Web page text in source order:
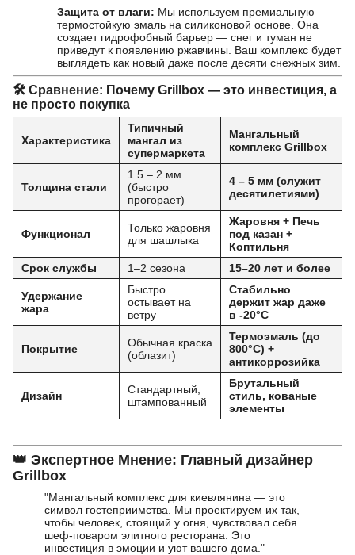
Защита от влаги: Мы используем премиальную
термостойкую эмаль на силиконовой основе. Она
создает гидрофобный барьер — снег и туман не
приведут к появлению ржавчины. Ваш комплекс будет
выглядеть как новый даже после десяти снежных зим.
🛠 Сравнение: Почему Grillbox — это инвестиция, а
не просто покупка
Характеристика
Типичный
мангал из
супермаркета
Мангальный
комплекс Grillbox
Толщина стали
1.5 – 2 мм
(быстро
прогорает)
4 – 5 мм (служит
десятилетиями)
Функционал
Только жаровня
для шашлыка
Жаровня + Печь
под казан +
Коптильня
Срок службы
1–2 сезона 15–20 лет и более
Удержание
жара
Быстро
остывает на
ветру
Стабильно
держит жар даже
в -20°C
Покрытие
Обычная краска
(облазит)
Термоэмаль (до
800°C) +
антикоррозийка
Дизайн
Стандартный,
штампованный
Брутальный
стиль, кованые
элементы
👑 Экспертное Мнение: Главный дизайнер
Grillbox
"Мангальный комплекс для киевлянина — это
символ гостеприимства. Мы проектируем их так,
чтобы человек, стоящий у огня, чувствовал себя
шеф-поваром элитного ресторана. Это
инвестиция в эмоции и уют вашего дома."